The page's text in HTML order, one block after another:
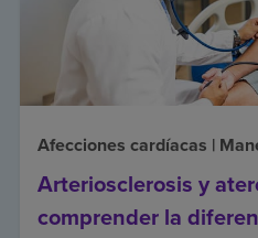
Afecciones cardíacas |
Arteriosclerosis y
comprender la